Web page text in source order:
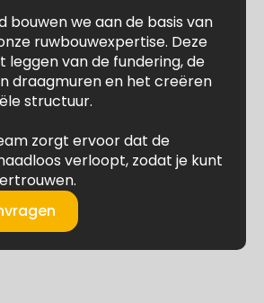
bouwen we aan de basis van
ruwbouwexpertise. Deze
leggen van de fundering, de
draagmuren en het creëren
structuur.
zorgt ervoor dat de
verloopt, zodat je kunt